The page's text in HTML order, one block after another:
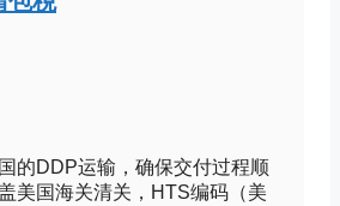
的DDP运输，确保交付过程顺
美国海关清关，HTS编码（美